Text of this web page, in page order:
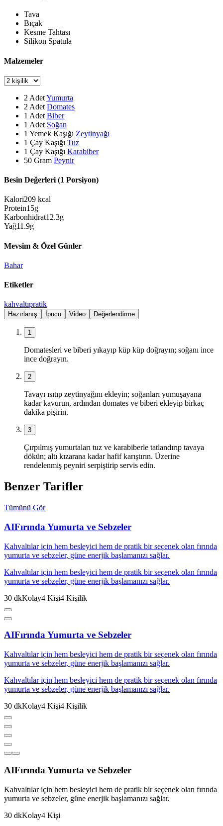
Tava
Bıçak
Kesme Tahtası
Silikon Spatula
Malzemeler
2 AdetYumurta
2 Adet Domates
1 Adet Biber
1 Adet Soğan
1 Yemek Kaşığı Zeytinyağı
1 Çay Kaşığı Tuz
1 Çay Kaşığı Karabiber
50 Gram Peynir
Besin Değerleri (1 Porsiyon)
Kalori209 kcal
Protein15g
Karbonhidrat12.3g
Yağ11.9g
Mevsim & Özel Günler
Bahar
Etiketler
kahvaltıpratik
Hazırlanış İpucu Video Değerlendirme
1
Domatesleri ve biberi yıkayıp küp küp doğrayın; soğanı ince
ince doğrayın.
2
Tavayı ısıtıp zeytinyağını ekleyin; soğanları yumuşayana
kadar kavurun, ardından domates ve biberi ekleyip birkaç
dakika pişirin.
3
Çırpılmış yumurtaları tuz ve karabiberle tatlandırıp tavaya
dökün; altı kızarana kadar hafif karıştırın. Üzerine
rendelenmiş peyniri serpiştirip servis edin.
Benzer Tarifler
Tümünü Gör
AIFırında Yumurta ve Sebzeler
Kahvaltılar için hem besleyici hem de pratik bir seçenek olan fırında
yumurta ve sebzeler, güne enerjik başlamanızı sağlar.
Kahvaltılar için hem besleyici hem de pratik bir seçenek olan fırında
yumurta ve sebzeler, güne enerjik başlamanızı sağlar.
30 dkKolay4 Kişi4 Kişilik
AIFırında Yumurta ve Sebzeler
Kahvaltılar için hem besleyici hem de pratik bir seçenek olan fırında
yumurta ve sebzeler, güne enerjik başlamanızı sağlar.
Kahvaltılar için hem besleyici hem de pratik bir seçenek olan fırında
yumurta ve sebzeler, güne enerjik başlamanızı sağlar.
30 dkKolay4 Kişi4 Kişilik
AIFırında Yumurta ve Sebzeler
Kahvaltılar için hem besleyici hem de pratik bir seçenek olan fırında
yumurta ve sebzeler, güne enerjik başlamanızı sağlar.
30 dkKolay4 Kişi